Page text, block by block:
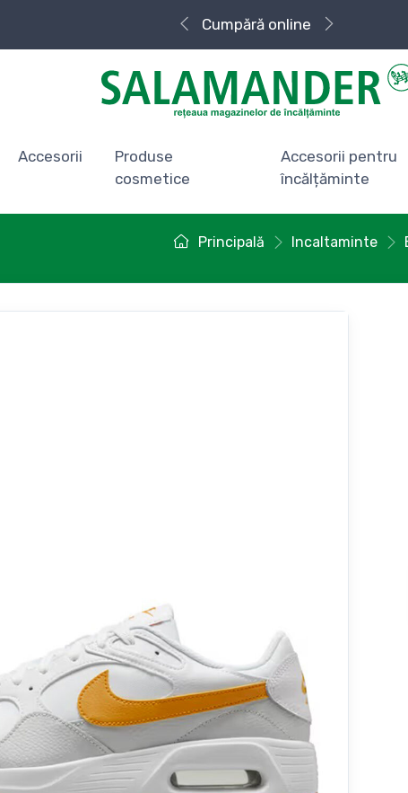
Livrare rapidă
Accesorii
Produse
cosmetice
Accesorii pentru
încălțăminte
Principală Incaltaminte